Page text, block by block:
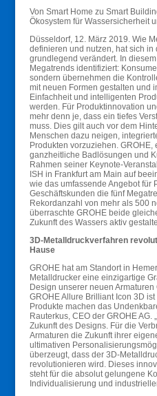
Von Smart Home zu Smart
Ökosystem für Wassersicherheit
Düsseldorf, 12. März 2019. Wie
definieren und nutzen, hat sich
grundlegend verändert. In
Megatrends identifiziert:
sondern übernehmen die
mit neuen Formen gestalten und
Einfachheit und intelligenten
werden. Für Produktinnovation
mehr denn je, dass ein tiefes
muss. Dies gilt auch vor dem
Menschen dazu neigen,
Produkten vorzuziehen.
ganzheitliche Badlösungen und
Rahmen seiner Keynote-
ISH in Frankfurt am Main auf
wie das umfassende Angebot für
Geschäftskunden die fünf
Rekordanzahl von mehr als 500
überraschte GROHE beide
Zukunft des Wassers aktiv
3D-Metalldruckverfahren
Hause
GROHE hat am Standort in
Metalldrucker eine einzigartige
Design unserer neuen Armaturen
GROHE Allure Brilliant Icon 3D
Produkte machen das
Rauterkus, CEO der GROHE AG.
Zukunft des Designs. Für die
Armaturen die Zukunft ihrer
ultimativen
überzeugt, dass der 3D-
revolutionieren wird. Dieses
steht für die absolut gelungene
Individualisierung und